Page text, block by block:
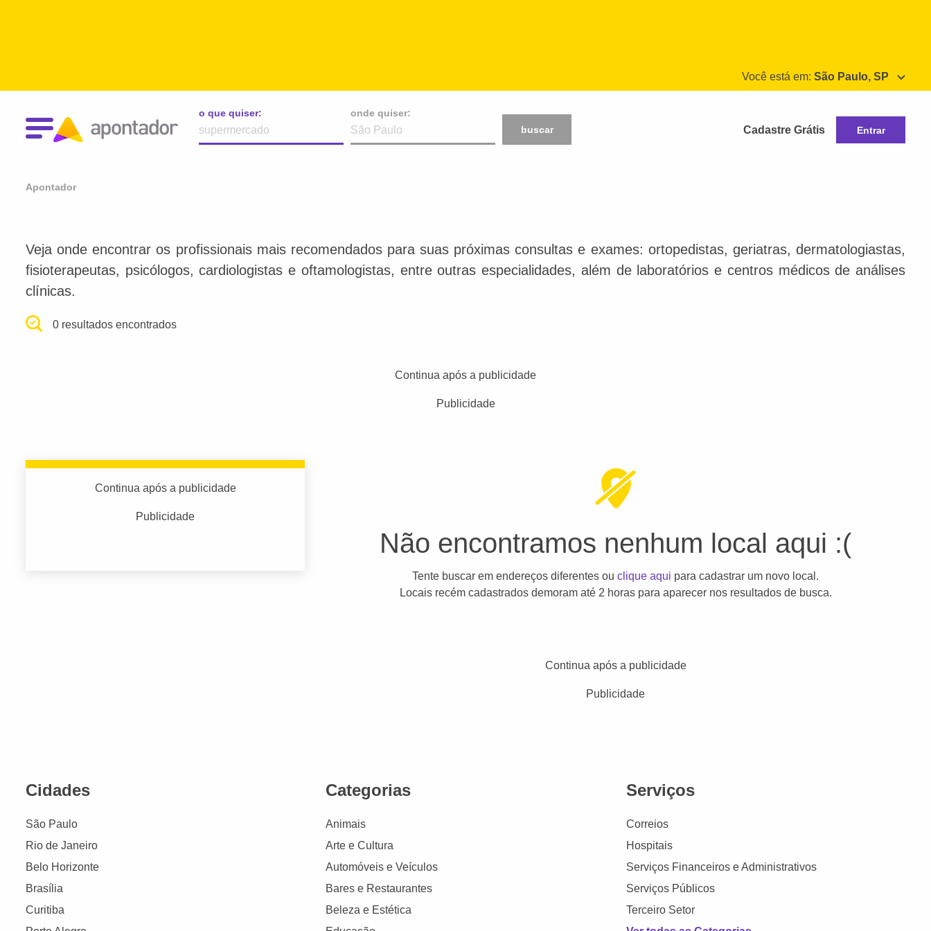
Você está em: São Paulo, SP
o que quiser:
onde quiser:
buscar
Cadastre Grátis Entrar
Apontador
Veja onde encontrar os profissionais mais recomendados para suas próximas consultas e exames: ortopedistas, geriatras, dermatologiastas,
fisioterapeutas, psicólogos, cardiologistas e oftamologistas, entre outras especialidades, além de laboratórios e centros médicos de análises
clínicas.
0 resultados encontrados
Continua após a publicidade
Publicidade
Continua após a publicidade
Publicidade
Não encontramos nenhum local aqui :(
Tente buscar em endereços diferentes ouclique aqui para cadastrar um novo local.
Locais recém cadastrados demoram até 2 horas para aparecer nos resultados de busca.
Continua após a publicidade
Publicidade
Cidades
São Paulo
Rio de Janeiro
Belo Horizonte
Brasília
Curitiba
Categorias
Animais
Arte e Cultura
Automóveis e Veículos
Bares e Restaurantes
Beleza e Estética
Serviços
Correios
Hospitais
Serviços Financeiros e Administrativos
Serviços Públicos
Terceiro Setor